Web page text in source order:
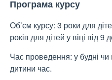
Програма курсу
Об’єм курсу: 3 роки для
років для дітей у віці від 9
Час проведення: у будні чи
дитини час.